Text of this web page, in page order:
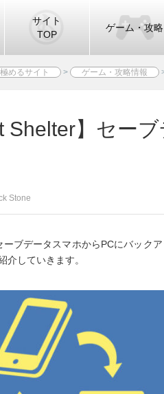
サイト
TOP
ゲーム・攻略
めるサイト > ゲーム・攻略情報
Shelter】セー
Stone
ブデータスマホからPCにバック
介していきます。